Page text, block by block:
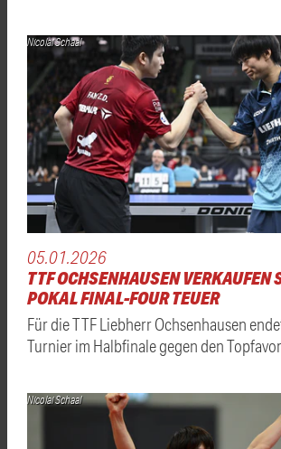
Nicolai Schaal
05.01.2026
TTF OCHSENHAUSEN VERKAUFEN
POKAL FINAL-FOUR TEUER
Für die TTF Liebherr Ochsenhausen
Turnier im Halbfinale gegen den
Nicolai Schaal